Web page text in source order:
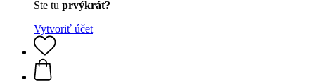
Ste tu prvýkrát?
Vytvoriť účet